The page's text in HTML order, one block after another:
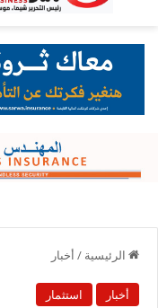
الرئيسية / أخبار
أخبار استثمار